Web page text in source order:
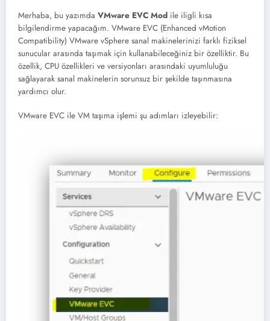
Merhaba, bu yazımda VMware EVC Mod ile iligli kısa
bilgilendirme yapacağım. VMware EVC (Enhanced vMotion
Compatibility) VMware vSphere sanal makinelerinizi farklı fiziksel
sunucular arasında taşımak için kullanabileceğiniz bir özelliktir. Bu
özellik, CPU özellikleri ve versiyonları arasındaki uyumluluğu
sağlayarak sanal makinelerin sorunsuz bir şekilde taşınmasına
yardımcı olur.
VMware EVC ile VM taşıma işlemi şu adımları izleyebilir: